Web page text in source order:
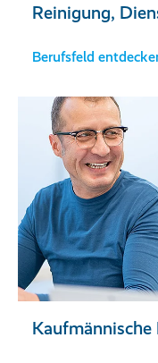
Reinigung,
Berufsfeld
Kaufmännische